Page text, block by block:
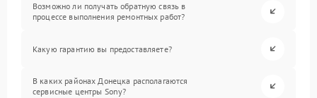
Возможно ли получать обратную связь в
процессе выполнения ремонтных работ?
Какую гарантию вы предоставляете?
В каких районах Донецка располагаются
сервисные центры Sony?